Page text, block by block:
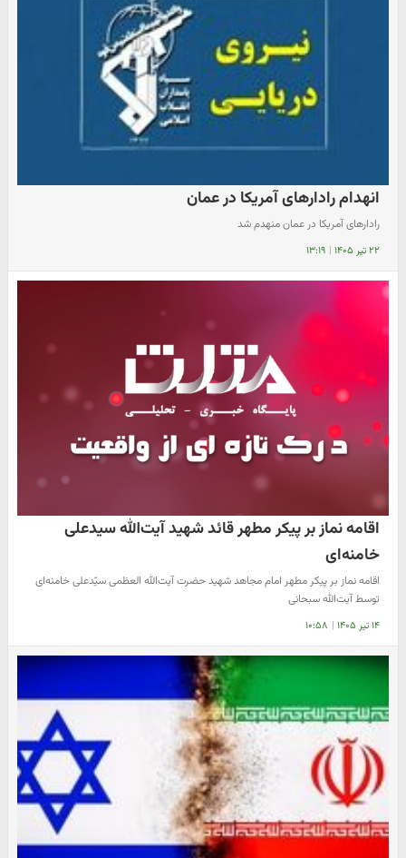
انهدام رادارهای آمریکا در عمان
رادارهای آمریکا در عمان منهدم شد
۲۲ تیر ۱۴۰۵ | ۱۳:۱۹
اقامه نماز بر پیکر مطهر قائد شهید آیت‌الله سیدعلی
خامنه‌ای
اقامه نماز بر پیکر مطهر امام مجاهد شهید حضرت آیت‌الله العظمی سیّدعلی خامنه‌ای
توسط آیت‌الله سبحانی
۱۴ تیر ۱۴۰۵ | ۱۰:۵۸